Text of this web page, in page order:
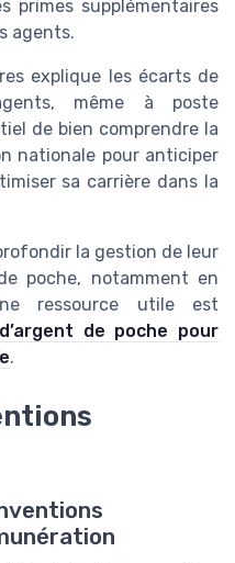
primes supplémentaires
agents.
explique les écarts de
même à poste
de bien comprendre la
nationale pour anticiper
sa carrière dans la
la gestion de leur
poche, notamment en
ressource utile est
de poche pour
.